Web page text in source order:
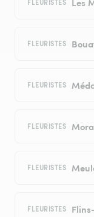
FLEURISTES
FLEURISTES
FLEURISTES
FLEURISTES
FLEURISTES
FLEURISTES